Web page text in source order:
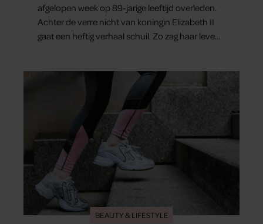
afgelopen week op 89-jarige leeftijd overleden.
Achter de verre nicht van koningin Elizabeth II
gaat een heftig verhaal schuil. Zo zag haar leven
BEAUTY & LIFESTYLE